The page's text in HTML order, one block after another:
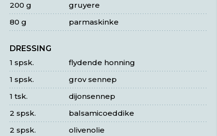
gruyere
200 g
parmaskinke
80 g
DRESSING
flydende honning
1 spsk.
grov sennep
1 spsk.
dijonsennep
1 tsk.
balsamicoeddike
2 spsk.
olivenolie
2 spsk.